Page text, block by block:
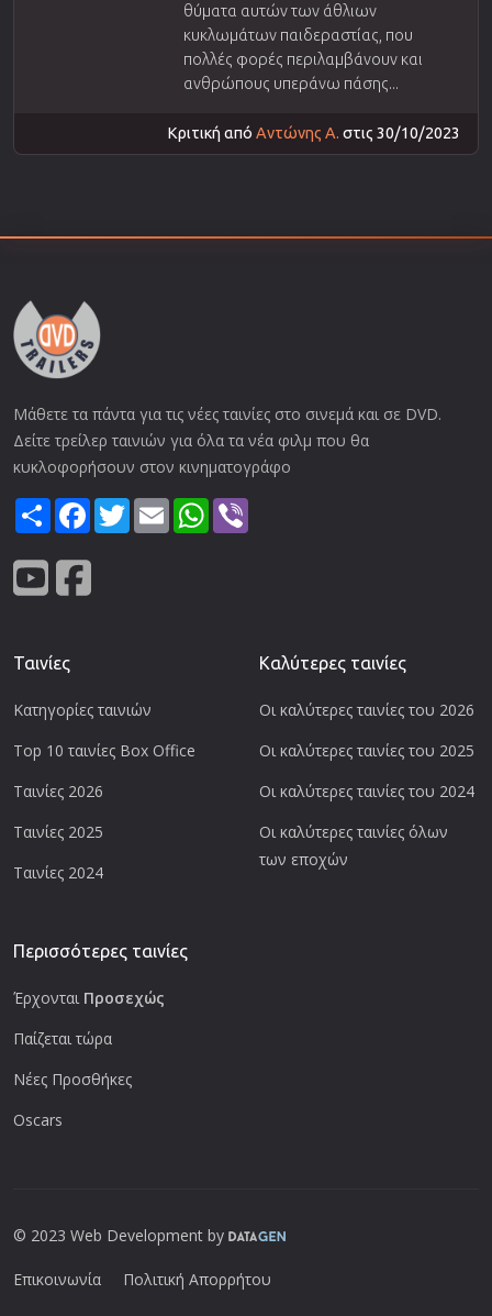
θύματα αυτών των άθλιων
κυκλωμάτων παιδεραστίας, που
πολλές φορές περιλαμβάνουν και
ανθρώπους υπεράνω πάσης...
Κριτική από Αντώνης Α. στις 30/10/2023
Μάθετε τα πάντα για τις νέες ταινίες στο σινεμά και σε DVD.
Δείτε τρείλερ ταινιών για όλα τα νέα φιλμ που θα
κυκλοφορήσουν στον κινηματογράφο
ShareFacebook
TwitterEmail WhatsApp
Ταινίες
Κατηγορίες ταινιών
Top 10 ταινίες Box Office
Ταινίες 2026
Ταινίες 2025
Ταινίες 2024
Καλύτερες ταινίες
Οι καλύτερες ταινίες του 2026
Οι καλύτερες ταινίες του 2025
Οι καλύτερες ταινίες του 2024
Οι καλύτερες ταινίες όλων
των εποχών
Περισσότερες ταινίες
Έρχονται Προσεχώς
Παίζεται τώρα
Νέες Προσθήκες
Oscars
© 2023 Web Development by
Επικοινωνία Πολιτική Απορρήτου